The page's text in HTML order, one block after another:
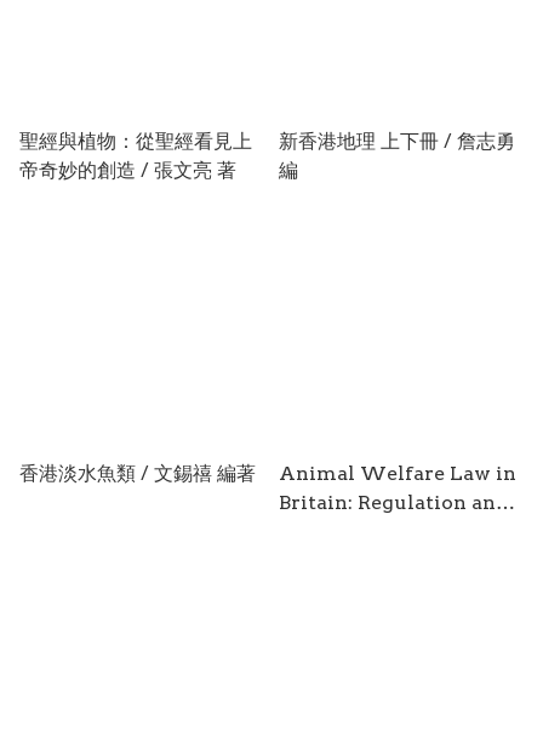
聖經與植物：從聖經看見上
帝奇妙的創造 / 張文亮 著
新香港地理 上下冊 / 詹志勇
編
香港淡水魚類 / 文錫禧 編著
Animal Welfare Law in
Britain: Regulation and